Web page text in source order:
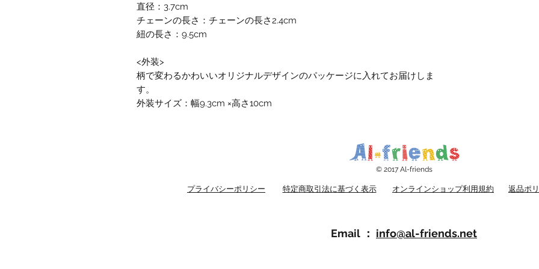
直径：3.7cm
チェーンの長さ：チェーンの長さ2.4cm
紐の長さ：9.5cm
<外装>
柄で変わるかわいいオリジナルデザインのパッケージに入れてお届けしま
す。
外装サイズ：幅9.3cm ×高さ10cm
© 2017 Al-friends
プライバシーポリシー 特定商取引法に基づく表示 オンラインショップ利用規約 返品ポ
Email ： ​info@al-friends.net